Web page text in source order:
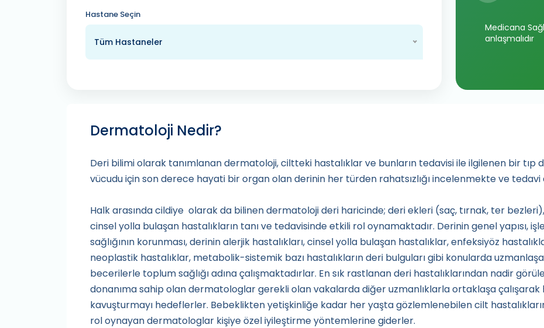
Hastane Seçin
Tüm Hastaneler
Medicana
anlaşmalıdır
Dermatoloji Nedir?
Deri bilimi olarak tanımlanan dermatoloji, ciltteki hastalıklar ve bunların tedavisi ile ilgilenen bir tıp
vücudu için son derece hayati bir organ olan derinin her türden rahatsızlığı incelenmekte ve
Halk arasında cildiye olarak da bilinen dermatoloji deri haricinde; deri ekleri (saç, tırnak, ter
cinsel yolla bulaşan hastalıkların tanı ve tedavisinde etkili rol oynamaktadır. Derinin genel yapısı,
sağlığının korunması, derinin alerjik hastalıkları, cinsel yolla bulaşan hastalıklar, enfeksiyöz
neoplastik hastalıklar, metabolik-sistemik bazı hastalıkların deri bulguları gibi konularda
becerilerle toplum sağlığı adına çalışmaktadırlar. En sık rastlanan deri hastalıklarından nadir
donanıma sahip olan dermatologlar gerekli olan vakalarda diğer uzmanlıklarla ortaklaşa çalışarak
kavuşturmayı hedeflerler. Bebeklikten yetişkinliğe kadar her yaşta gözlemlenebilen cilt
rol oynayan dermatologlar kişiye özel iyileştirme yöntemlerine giderler.